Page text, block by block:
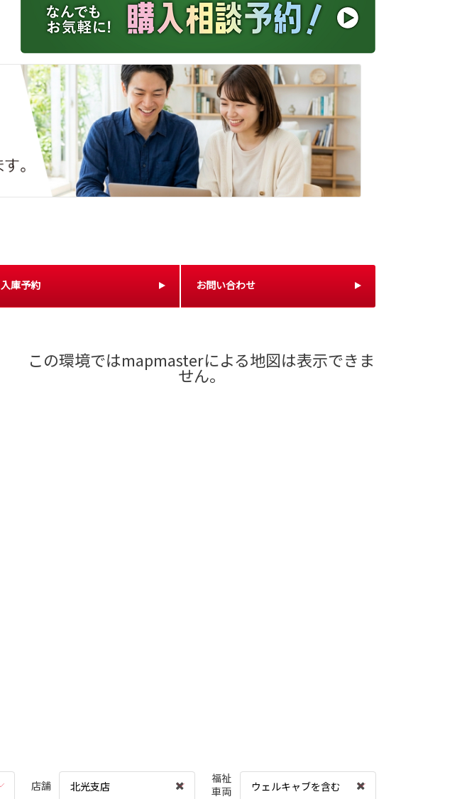
入庫予約 お問い合わせ
この環境ではmapmasterによる地図は表示できま
せん。
店舗 北光支店
福祉
車両
ウェルキャブを含む